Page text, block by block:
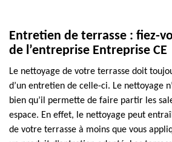
Entretien de terrasse : fiez-
de l’entreprise Entreprise CE
Le nettoyage de votre terrasse doit
d’un entretien de celle-ci. Le nettoyage
bien qu’il permette de faire partir les
espace. En effet, le nettoyage peut
de votre terrasse à moins que vous